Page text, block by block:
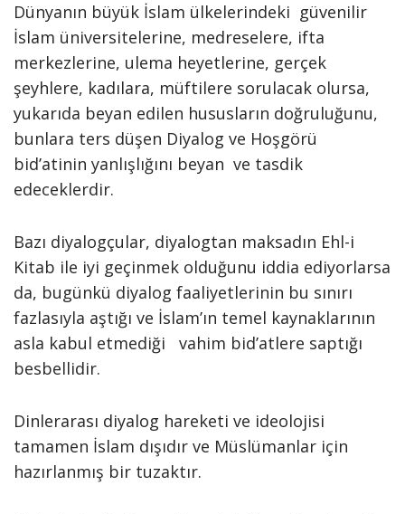
Dünyanın büyük İslam ülkelerindeki güvenilir
İslam üniversitelerine, medreselere, ifta
merkezlerine, ulema heyetlerine, gerçek
şeyhlere, kadılara, müftilere sorulacak olursa,
yukarıda beyan edilen hususların doğruluğunu,
bunlara ters düşen Diyalog ve Hoşgörü
bid’atinin yanlışlığını beyan ve tasdik
edeceklerdir.
Bazı diyalogçular, diyalogtan maksadın Ehl-i
Kitab ile iyi geçinmek olduğunu iddia ediyorlarsa
da, bugünkü diyalog faaliyetlerinin bu sınırı
fazlasıyla aştığı ve İslam’ın temel kaynaklarının
asla kabul etmediği vahim bid’atlere saptığı
besbellidir.
Dinlerarası diyalog hareketi ve ideolojisi
tamamen İslam dışıdır ve Müslümanlar için
hazırlanmış bir tuzaktır.